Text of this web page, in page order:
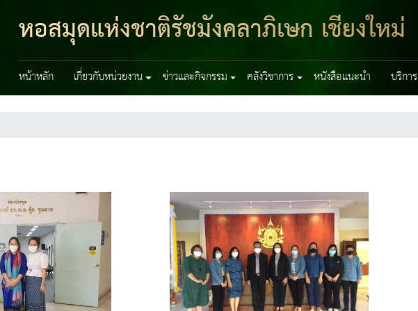
หอสมุดแห่งชาติรัชมังคลาภิเษก เชียงใหม่
หน้าหลัก เกี่ยวกับหน่วยงาน ข่าวและกิจกรรม คลังวิชาการ หนังสือแนะนำ บริการ